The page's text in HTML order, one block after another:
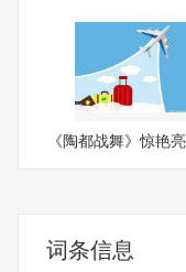
《陶都战舞》惊艳
词条信息